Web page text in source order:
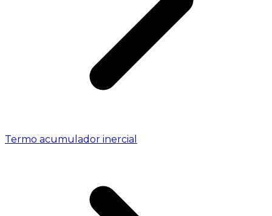
Termo acumulador inercial